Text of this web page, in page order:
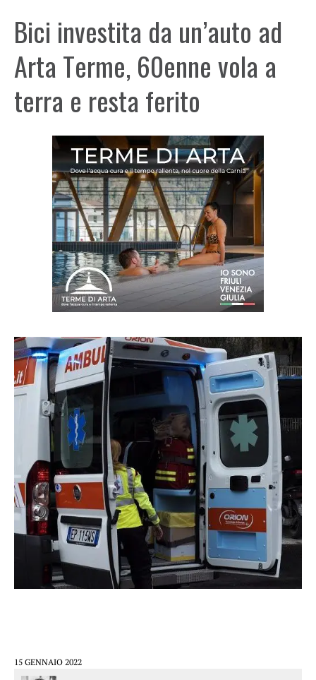
Bici investita da un’auto ad
Arta Terme, 60enne vola a
terra e resta ferito
15 GENNAIO 2022